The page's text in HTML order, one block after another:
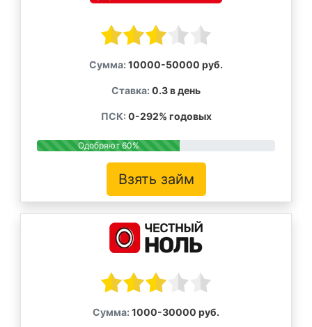
Сумма: 10000-50000 руб.
Ставка: 0.3 в день
ПСК: 0-292% годовых
Одобряют 60%
Взять займ
Сумма: 1000-30000 руб.